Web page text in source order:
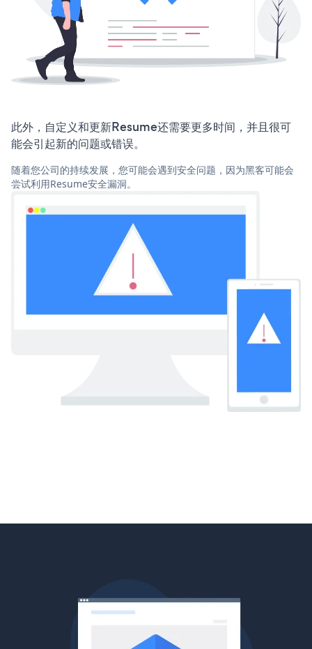
此外，自定义和更新Resume还需要更多时间，并且很可
能会引起新的问题或错误。
随着您公司的持续发展，您可能会遇到安全问题，因为黑客可能会
尝试利用Resume安全漏洞。